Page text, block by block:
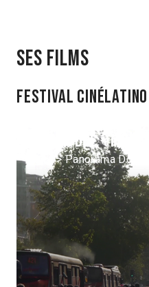
Ses films
Festival
Fisura del «
2014 > Panorama